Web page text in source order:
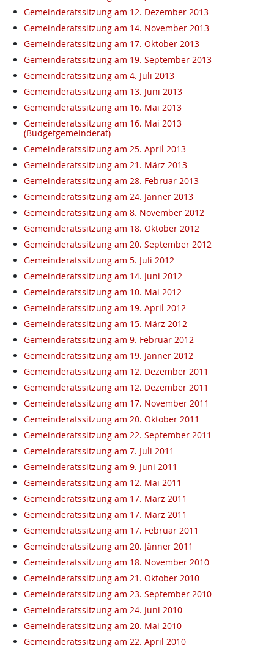
Gemeinderatssitzung am 12. Dezember 2013
Gemeinderatssitzung am 14. November 2013
Gemeinderatssitzung am 17. Oktober 2013
Gemeinderatssitzung am 19. September 2013
Gemeinderatssitzung am 4. Juli 2013
Gemeinderatssitzung am 13. Juni 2013
Gemeinderatssitzung am 16. Mai 2013
Gemeinderatssitzung am 16. Mai 2013
(Budgetgemeinderat)
Gemeinderatssitzung am 25. April 2013
Gemeinderatssitzung am 21. März 2013
Gemeinderatssitzung am 28. Februar 2013
Gemeinderatssitzung am 24. Jänner 2013
Gemeinderatssitzung am 8. November 2012
Gemeinderatssitzung am 18. Oktober 2012
Gemeinderatssitzung am 20. September 2012
Gemeinderatssitzung am 5. Juli 2012
Gemeinderatssitzung am 14. Juni 2012
Gemeinderatssitzung am 10. Mai 2012
Gemeinderatssitzung am 19. April 2012
Gemeinderatssitzung am 15. März 2012
Gemeinderatssitzung am 9. Februar 2012
Gemeinderatssitzung am 19. Jänner 2012
Gemeinderatssitzung am 12. Dezember 2011
Gemeinderatssitzung am 12. Dezember 2011
Gemeinderatssitzung am 17. November 2011
Gemeinderatssitzung am 20. Oktober 2011
Gemeinderatssitzung am 22. September 2011
Gemeinderatssitzung am 7. Juli 2011
Gemeinderatssitzung am 9. Juni 2011
Gemeinderatssitzung am 12. Mai 2011
Gemeinderatssitzung am 17. März 2011
Gemeinderatssitzung am 17. März 2011
Gemeinderatssitzung am 17. Februar 2011
Gemeinderatssitzung am 20. Jänner 2011
Gemeinderatssitzung am 18. November 2010
Gemeinderatssitzung am 21. Oktober 2010
Gemeinderatssitzung am 23. September 2010
Gemeinderatssitzung am 24. Juni 2010
Gemeinderatssitzung am 20. Mai 2010
Gemeinderatssitzung am 22. April 2010